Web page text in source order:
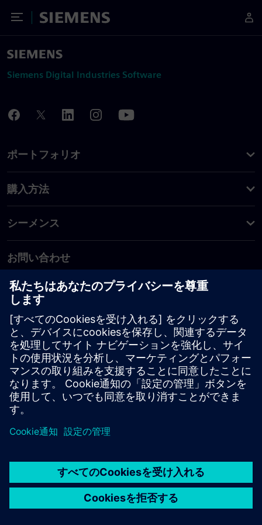
Toggle Menu
Siemens
Siemens Digital Industries Software
ポートフォリオ
購入方法
シーメンス
お問い合わせ
PLM製品のお問い合わせ
EDA製品のお問い合わせ
世界各地の事業拠点
サポート・センター
ご意見・ご要望
違法コピーの連絡先
© Siemens2026
タル・ミレニアム著作権法 (DMCA)
内部通報